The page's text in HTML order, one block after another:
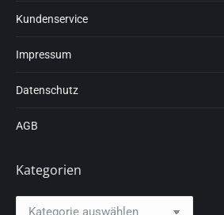
Kundenservice
Impressum
Datenschutz
AGB
Kategorien
Kategorien